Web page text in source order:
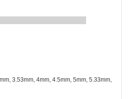
3.53mm, 4mm, 4.5mm, 5mm, 5.33mm,